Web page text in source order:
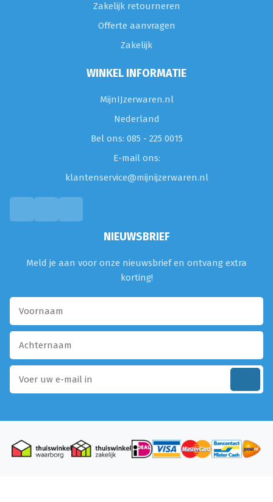
Zakelijk retourneren
Offerte aanvragen
Zakelijk
WINKEL INFORMATIE
MijnIJzerwaren.nl
Nederland
Bel ons: 085 - 225 0015
E-mail ons:
klantenservice@mijnijzerwaren.nl
NIEUWSBRIEF
Meld je aan voor onze nieuwsbrief en ontvang extra
korting!